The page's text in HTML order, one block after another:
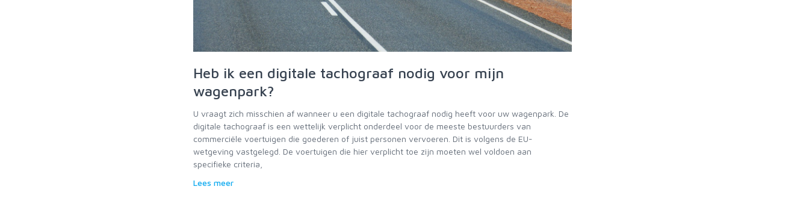
Heb ik een digitale tachograaf nodig voor mijn
wagenpark?
U vraagt zich misschien af wanneer u een digitale tachograaf nodig heeft voor uw wagenpark. De
digitale tachograaf is een wettelijk verplicht onderdeel voor de meeste bestuurders van
commerciële voertuigen die goederen of juist personen vervoeren. Dit is volgens de EU-
wetgeving vastgelegd. De voertuigen die hier verplicht toe zijn moeten wel voldoen aan
specifieke criteria,
Lees meer